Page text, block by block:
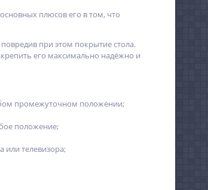
плюсов его в том, что
при этом покрытие стола.
его максимально надёжно и
промежуточном положении;
положение;
или телевизора;